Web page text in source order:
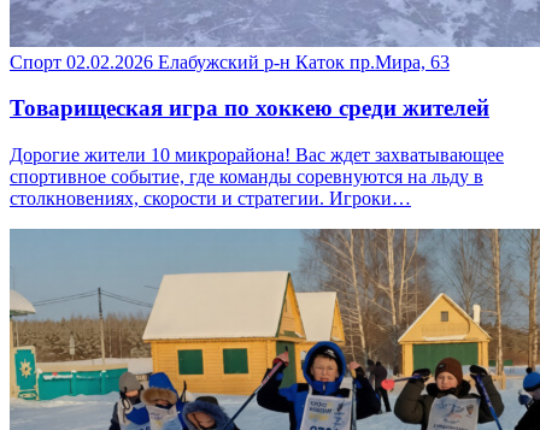
Спорт 02.02.2026 Елабужский р-н Каток пр.Мира, 63
Товарищеская игра по хоккею среди жителей
Дорогие жители 10 микрорайона! Вас ждет захватывающее
спортивное событие, где команды соревнуются на льду в
столкновениях, скорости и стратегии. Игроки…